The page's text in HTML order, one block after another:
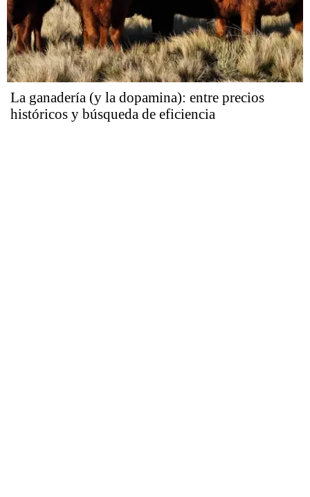
La ganadería (y la dopamina): entre precios
históricos y búsqueda de eficiencia